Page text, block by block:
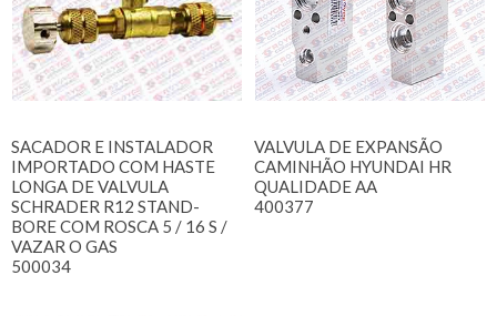
SACADOR E INSTALADOR
IMPORTADO COM HASTE
LONGA DE VALVULA
SCHRADER R12 STAND-
BORE COM ROSCA 5 / 16 S /
VAZAR O GAS
500034
VALVULA DE EXPANSÃO
CAMINHÃO HYUNDAI HR
QUALIDADE AA
400377